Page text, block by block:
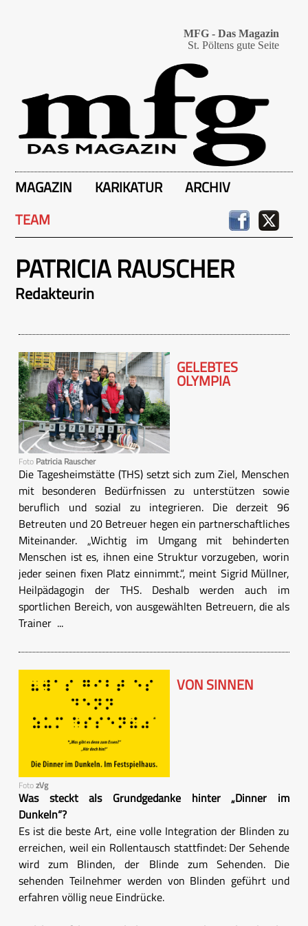
MFG - Das Magazin
St. Pöltens gute Seite
MAGAZIN KARIKATUR
ARCHIV
TEAM
PATRICIA RAUSCHER
Redakteurin
Foto Patricia Rauscher
GELEBTES
OLYMPIA
Die Tagesheimstätte (THS) setzt sich zum Ziel, Menschen
mit besonderen Bedürfnissen zu unterstützen sowie
beruflich und sozial zu integrieren. Die derzeit 96
Betreuten und 20 Betreuer hegen ein partnerschaftliches
Miteinander. „Wichtig im Umgang mit behinderten
Menschen ist es, ihnen eine Struktur vorzugeben, worin
jeder seinen fixen Platz einnimmt.“, meint Sigrid Müllner,
Heilpädagogin der THS. Deshalb werden auch im
sportlichen Bereich, von ausgewählten Betreuern, die als
Trainer ...
FotozVg
VON SINNEN
Was steckt als Grundgedanke hinter „Dinner im
Dunkeln“?
Es ist die beste Art, eine volle Integration der Blinden zu
erreichen, weil ein Rollentausch stattfindet: Der Sehende
wird zum Blinden, der Blinde zum Sehenden. Die
sehenden Teilnehmer werden von Blinden geführt und
erfahren völlig neue Eindrücke.